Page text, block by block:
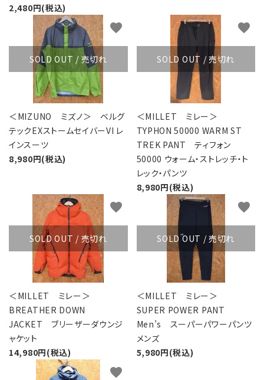
2,480円(税込)
SOLD OUT / 売切れ
＜MIZUNO ミズノ＞ ベルグ
テックEXストームセイバーVI レ
インスーツ
8,980円(税込)
favorite
SOLD OUT / 売切れ
＜MILLET ミレー＞
TYPHON 50000 WARM ST
TREK PANT ティフォン
50000 ウォーム・ストレッチ・ト
レック・パンツ
8,980円(税込)
favorite
SOLD OUT / 売切れ
＜MILLET ミレー＞
BREATHER DOWN
JACKET ブリーザーダウンジ
ャケット
14,980円(税込)
favorite
SOLD OUT / 売切れ
＜MILLET ミレー＞
SUPER POWER PANT
Men’s スーパーパワーパンツ
メンズ
5,980円(税込)
favorite
favorite